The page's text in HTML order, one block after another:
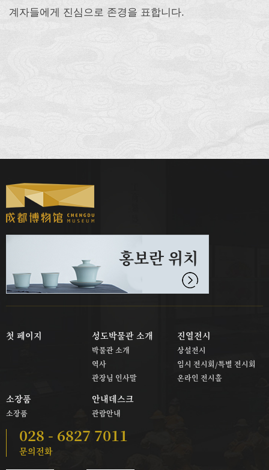
계자들에게 진심으로 존경을 표합니다.
홍보란 위치
첫 페이지 성도박물관 소개
박물관 소개
역사
관장님 인사말
진열전시
상설전시
임시 전시회/특별 전시회
온라인 전시홀
소장품
소장품
안내데스크
관람안내
028 - 6827 7011
문의전화